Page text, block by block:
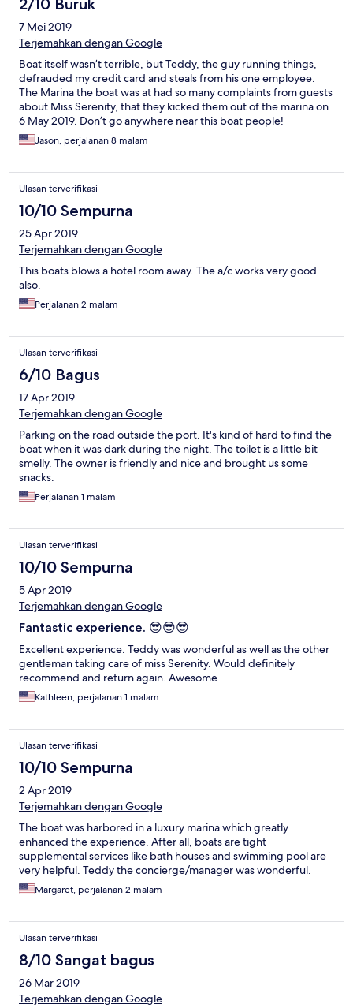
2/10 Buruk
7 Mei 2019
Terjemahkan dengan Google
Boat itself wasn’t terrible, but Teddy, the guy running things,
defrauded my credit card and steals from his one employee.
The Marina the boat was at had so many complaints from guests
about Miss Serenity, that they kicked them out of the marina on
6 May 2019. Don’t go anywhere near this boat people!
Jason, perjalanan 8 malam
Ulasan terverifikasi
10/10 Sempurna
25 Apr 2019
Terjemahkan dengan Google
This boats blows a hotel room away. The a/c works very good
also.
Perjalanan 2 malam
Ulasan terverifikasi
6/10 Bagus
17 Apr 2019
Terjemahkan dengan Google
Parking on the road outside the port. It's kind of hard to find the
boat when it was dark during the night. The toilet is a little bit
smelly. The owner is friendly and nice and brought us some
snacks.
Perjalanan 1 malam
Ulasan terverifikasi
10/10 Sempurna
5 Apr 2019
Terjemahkan dengan Google
Fantastic experience. 😎😎😎
Excellent experience. Teddy was wonderful as well as the other
gentleman taking care of miss Serenity. Would definitely
recommend and return again. Awesome
Kathleen, perjalanan 1 malam
Ulasan terverifikasi
10/10 Sempurna
2 Apr 2019
Terjemahkan dengan Google
The boat was harbored in a luxury marina which greatly
enhanced the experience. After all, boats are tight
supplemental services like bath houses and swimming pool are
very helpful. Teddy the concierge/manager was wonderful.
Margaret, perjalanan 2 malam
Ulasan terverifikasi
8/10 Sangat bagus
26 Mar 2019
Terjemahkan dengan Google